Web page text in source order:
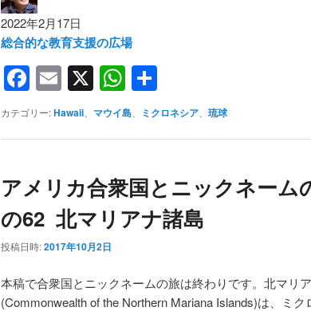
2022年2月17日
総合的な教育支援の広場
Facebook
Email
X WhatsApp
有
カテゴリー:Hawaii マウイ島 ミクロネシア 琉球
アメリカ合衆国とニックネーム
の62 北マリアナ諸島
投稿日時:2017年10月2日
本稿で合衆国とニックネームの旅は終わりです。北マリ
(Commonwealth of the Northern Mariana Islands)は、ミ